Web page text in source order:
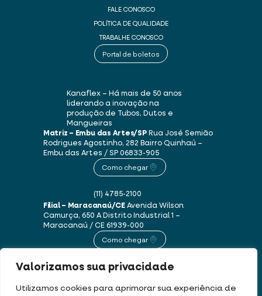
Valorizamos sua privacidade
Utilizamos cookies para aprimorar sua experiência de
FALE CONOSCO
POLÍTICA DE QUALIDADE
TRABALHE CONOSCO
Portal de boletos
Kanaflex – Há mais de 50 anos
liderando a inovação na
produção de Tubos, Dutos e
Mangueiras
Matriz – Embu das Artes/SPRua José Semião
Rodrigues Agostinho, 282 Bairro Quinhaú –
Embu das Artes / SP06833-905
Como chegar
(11) 4785-2100
Filial – Maracanaú/CEAvenida Wilson
Camurça, 650 ADistrito Industrial 1 –
Maracanaú / CE61939-000
Como chegar
(85) 3250-1235